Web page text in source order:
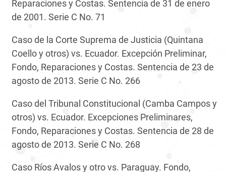
Reparaciones y Costas. Sentencia de 31 de enero
de 2001. Serie C No. 71
Caso de la Corte Suprema de Justicia (Quintana
Coello y otros) vs. Ecuador. Excepción Preliminar,
Fondo, Reparaciones y Costas. Sentencia de 23 de
agosto de 2013. Serie C No. 266
Caso del Tribunal Constitucional (Camba Campos y
otros) vs. Ecuador. Excepciones Preliminares,
Fondo, Reparaciones y Costas. Sentencia de 28 de
agosto de 2013. Serie C No. 268
Caso Ríos Avalos y otro vs. Paraguay. Fondo,